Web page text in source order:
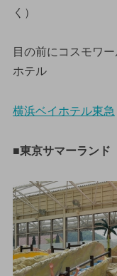
く）
目の前にコスモワ
ホテル
横浜ベイホテル東急
■東京サマーランド